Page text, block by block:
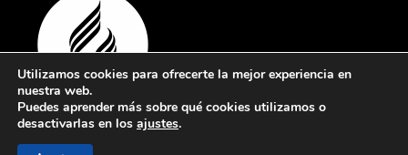
© 2026 Revista Adventista de España. UICASDE. Derechos
Utilizamos cookies para ofrecerte la mejor experiencia en
nuestra web.
Puedes aprender más sobre qué cookies utilizamos o
desactivarlas en los ajustes.